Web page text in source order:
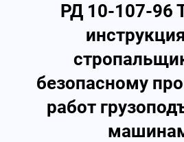
РД 10-107-96
безопасному
работ